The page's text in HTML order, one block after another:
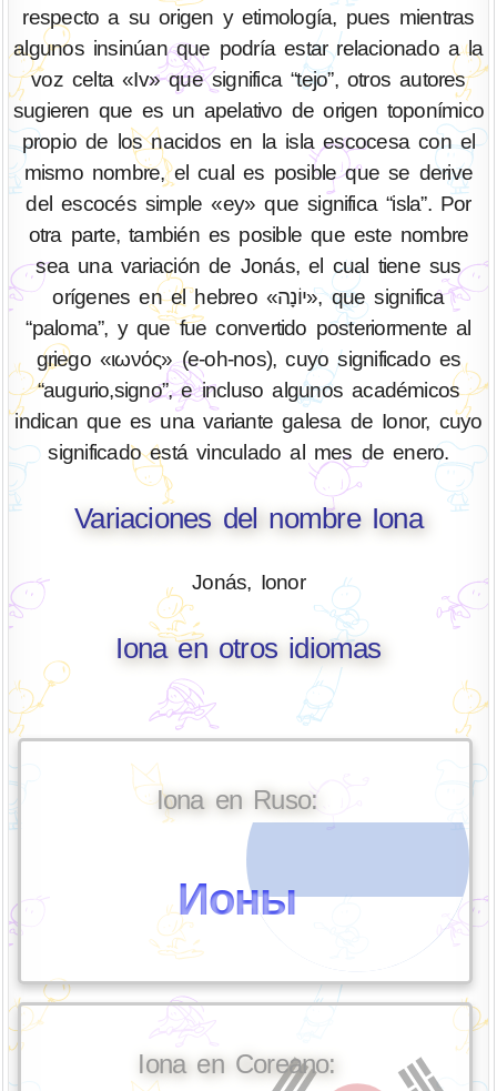
respecto a su origen y etimología, pues mientras
algunos insinúan que podría estar relacionado a la
voz celta «Iv» que significa “tejo”, otros autores
sugieren que es un apelativo de origen toponímico
propio de los nacidos en la isla escocesa con el
mismo nombre, el cual es posible que se derive
del escocés simple «ey» que significa “isla”. Por
otra parte, también es posible que este nombre
sea una variación de Jonás, el cual tiene sus
orígenes en el hebreo «יוֹנָה», que significa
“paloma”, y que fue convertido posteriormente al
griego «ιωνός» (e-oh-nos), cuyo significado es
“augurio,signo”, e incluso algunos académicos
indican que es una variante galesa de Ionor, cuyo
significado está vinculado al mes de enero.
Variaciones del nombre Iona
Jonás, Ionor
Iona en otros idiomas
Iona en Ruso:
Ионы
Iona en Coreano: